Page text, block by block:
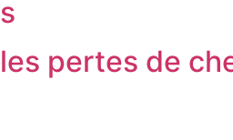
pertes de